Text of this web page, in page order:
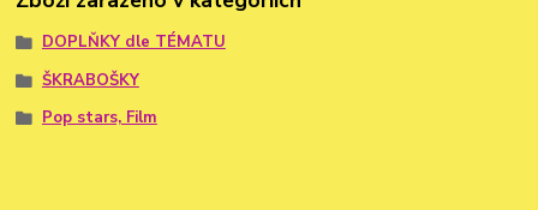
DOPLŇKY dle TÉMATU
ŠKRABOŠKY
Pop stars, Film